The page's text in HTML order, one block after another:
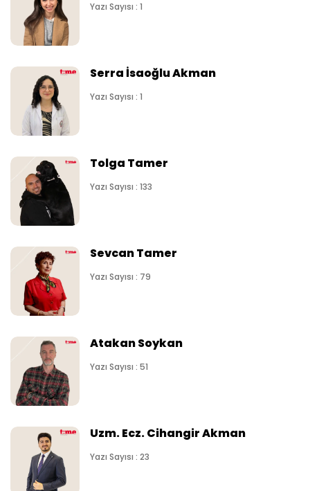
Yazı Sayısı : 1
Serra İsaoğlu Akman
Yazı Sayısı : 1
Tolga Tamer
Yazı Sayısı : 133
Sevcan Tamer
Yazı Sayısı : 79
Atakan Soykan
Yazı Sayısı : 51
Uzm. Ecz. Cihangir Akman
Yazı Sayısı : 23